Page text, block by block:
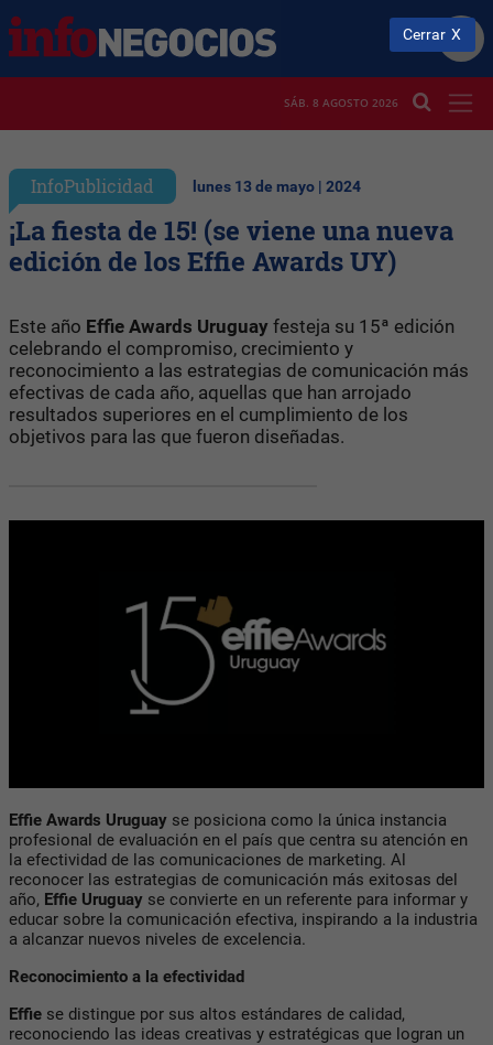
SÁB. 8 AGOSTO 2026
InfoPublicidad lunes 13 de mayo | 2024
¡La fiesta de 15! (se viene una nueva
edición de los Effie Awards UY)
Este año Effie Awards Uruguay festeja su 15ª edición
celebrando el compromiso, crecimiento y
reconocimiento a las estrategias de comunicación más
efectivas de cada año, aquellas que han arrojado
resultados superiores en el cumplimiento de los
objetivos para las que fueron diseñadas.
Effie Awards Uruguay se posiciona como la única instancia
profesional de evaluación en el país que centra su atención en
la efectividad de las comunicaciones de marketing. Al
reconocer las estrategias de comunicación más exitosas del
año, Effie Uruguay se convierte en un referente para informar y
educar sobre la comunicación efectiva, inspirando a la industria
a alcanzar nuevos niveles de excelencia.
Reconocimiento a la efectividad
Effie se distingue por sus altos estándares de calidad,
reconociendo las ideas creativas y estratégicas que logran un
Cerrar